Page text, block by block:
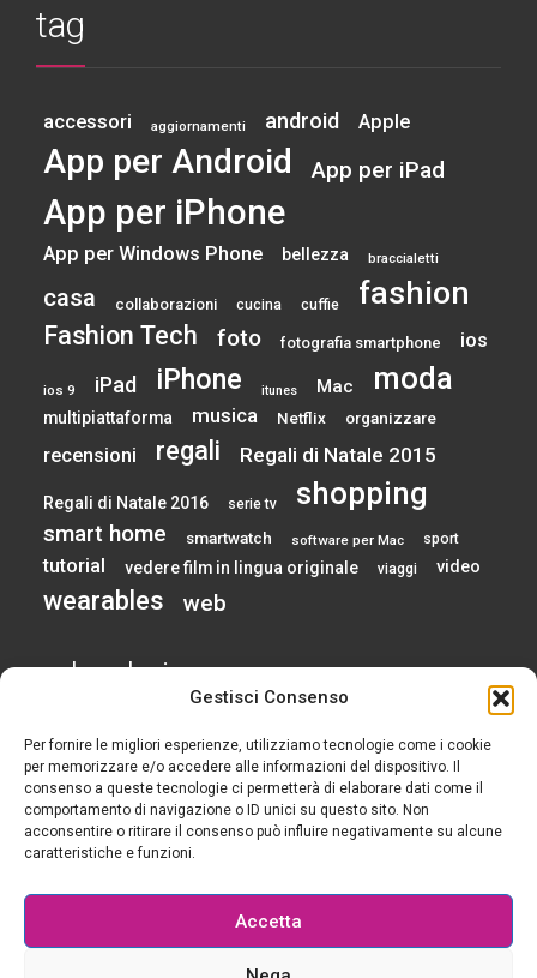
Gestisci Consenso
Per fornire le migliori esperienze, utilizziamo tecnologie come i cookie
per memorizzare e/o accedere alle informazioni del dispositivo. Il
consenso a queste tecnologie ci permetterà di elaborare dati come il
comportamento di navigazione o ID unici su questo sito. Non
acconsentire o ritirare il consenso può influire negativamente su alcune
caratteristiche e funzioni.
Accetta
tag
accessori aggiornamenti android Apple
App per Android App per iPad
App per iPhone
App per Windows Phone bellezza braccialetti
casa collaborazioni cucina cuffie fashion
Fashion Tech foto fotografia smartphone ios
ios 9 iPad iPhone itunes Mac moda
multipiattaforma musica Netflix organizzare
recensioni regali Regali di Natale 2015
Regali di Natale 2016 serie tv shopping
smart home smartwatch software per Mac sport
tutorial vedere film in lingua originale viaggi video
wearables web
calendario
AGOSTO 2026
L M M G V S
1
2
10
11 12 13 14 15
16
20